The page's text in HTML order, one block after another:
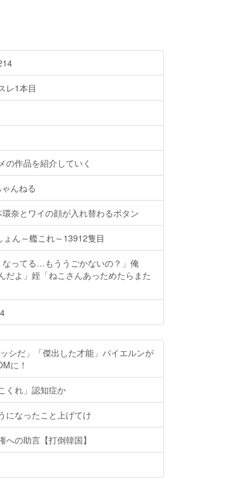
レ1本目
の作品を紹介していく
んねる
奈とワイの顔が入れ替わるボタン
ょん～艦これ～13912隻目
ってる…もううごかないの？」俺
だよ」姪「ねこさんあっためたらまた
シだ」「傑出した才能」バイエルンが
に！
くれ」認知症か
になったこと上げてけ
への助言【打倒韓国】